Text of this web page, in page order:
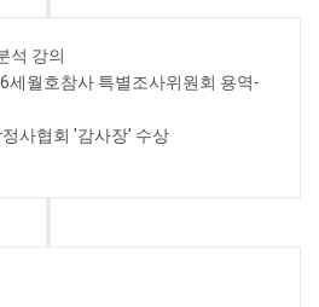
석 강의
세월호참사 특별조사위원회 용역-
사협회 '감사장' 수상